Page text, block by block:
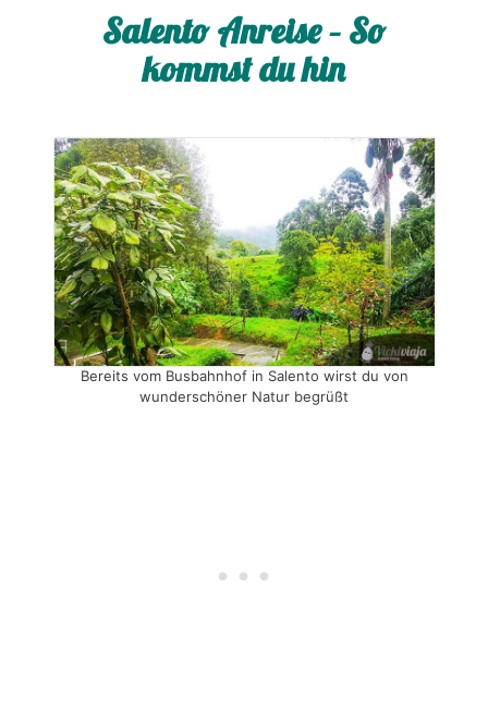
Salento Anreise – So
kommst du hin
Bereits vom Busbahnhof in Salento wirst du von
wunderschöner Natur begrüßt